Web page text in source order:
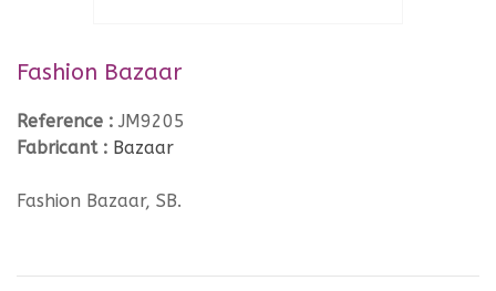
Fashion Bazaar
Reference : JM9205
Fabricant : Bazaar
Fashion Bazaar, SB.